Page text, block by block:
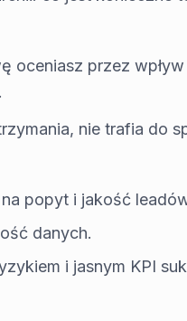
oceniasz przez
nie trafia do
na popyt i jakość
danych.
i jasnym KPI